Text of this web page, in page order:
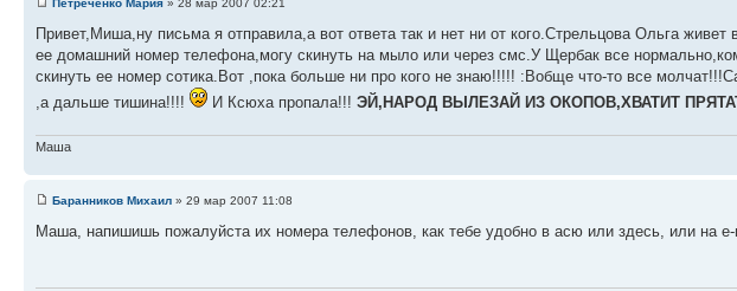
Петреченко Мария » 28 мар 2007 02:21
Привет,Миша,ну письма я отправила,а вот ответа так и нет ни от кого.Стрельцова Ольга
ее домашний номер телефона,могу скинуть на мыло или через смс.У Щербак все
скинуть ее номер сотика.Вот ,пока больше ни про кого не знаю!!!!! :Вобще что-то все
,а дальше тишина!!!!
И Ксюха пропала!!! ЭЙ,НАРОД ВЫЛЕЗАЙ ИЗ ОКОПОВ,ХВАТИТ
Маша
Баранников Михаил » 29 мар 2007 11:08
Маша, напишишь пожалуйста их номера телефонов, как тебе удобно в асю или здесь, или на е-